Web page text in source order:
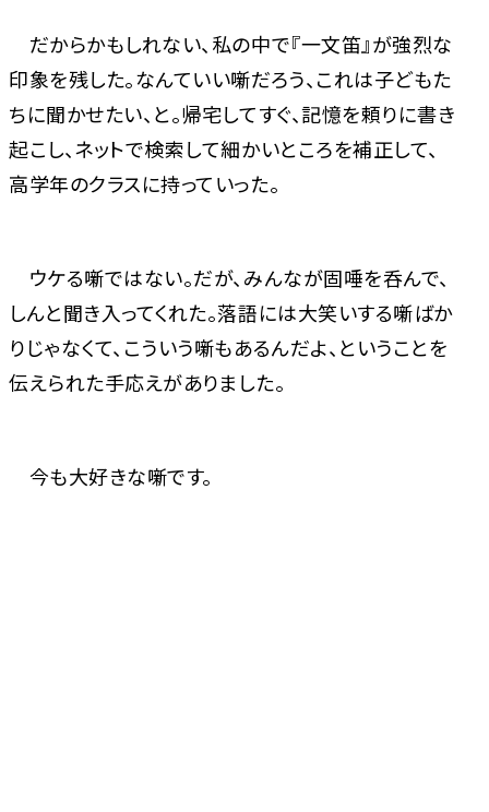
だからかもしれない、私の中で『一文笛』が強烈な
印象を残した。なんていい噺だろう、これは子どもた
ちに聞かせたい、と。帰宅してすぐ、記憶を頼りに書き
起こし、ネットで検索して細かいところを補正して、
高学年のクラスに持っていった。
ウケる噺ではない。だが、みんなが固唾を呑んで、
しんと聞き入ってくれた。落語には大笑いする噺ばか
りじゃなくて、こういう噺もあるんだよ、ということを
伝えられた手応えがありました。
今も大好きな噺です。